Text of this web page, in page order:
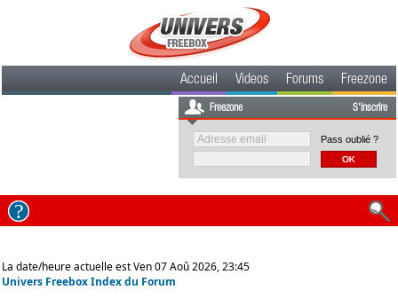
Accueil Videos Forums Freezone
Freezone S'inscrire
Pass oublié ?
La date/heure actuelle est Ven 07 Aoû 2026, 23:45
Univers Freebox Index du Forum